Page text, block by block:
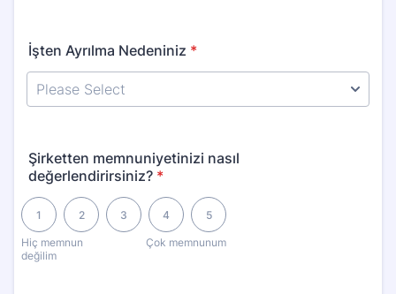
İşten Ayrılma Nedeniniz *
Şirketten memnuniyetinizi nasıl
değerlendirirsiniz? *
Hiç memnun
değilim
1 2 3 4
Çok memnunum
5
1 is Hiç memnun değilim, 5 is Çok memnunum